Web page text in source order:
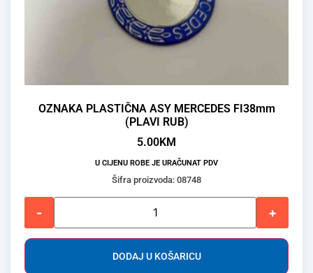
OZNAKA PLASTIČNA ASY MERCEDES FI38mm
(PLAVI RUB)
5.00KM
U CIJENU ROBE JE URAČUNAT PDV
Šifra proizvoda: 08748
- +
DODAJ U KOŠARICU